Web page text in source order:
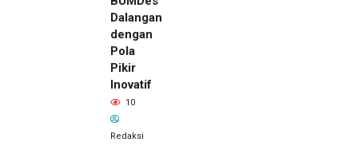
Dalangan
dengan
Pola
Pikir
Inovatif
10
Redaksi
2 hari lalu
Pemilik
Royal
Phone